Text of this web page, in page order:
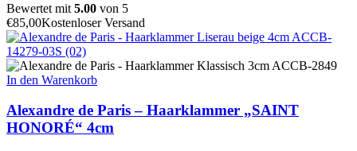
Bewertet mit 5.00 von 5
€85,00Kostenloser Versand
In den Warenkorb
Alexandre de Paris – Haarklammer „SAINT
HONORÉ“ 4cm